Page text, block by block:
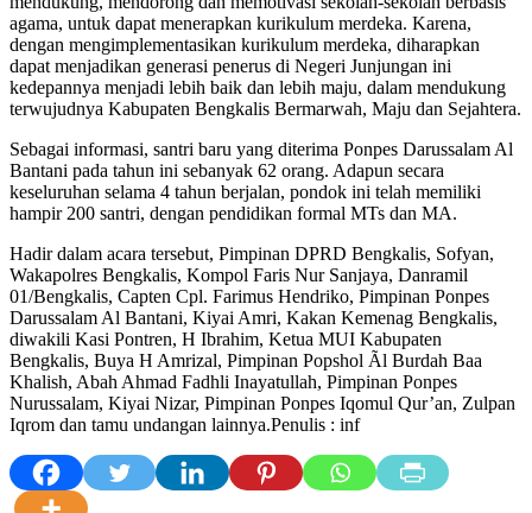
agama, untuk dapat menerapkan kurikulum merdeka. Karena,
dengan mengimplementasikan kurikulum merdeka, diharapkan
dapat menjadikan generasi penerus di Negeri Junjungan ini
kedepannya menjadi lebih baik dan lebih maju, dalam mendukung
terwujudnya Kabupaten Bengkalis Bermarwah, Maju dan Sejahtera.
Sebagai informasi, santri baru yang diterima Ponpes Darussalam Al
Bantani pada tahun ini sebanyak 62 orang. Adapun secara
keseluruhan selama 4 tahun berjalan, pondok ini telah memiliki
hampir 200 santri, dengan pendidikan formal MTs dan MA.
Hadir dalam acara tersebut, Pimpinan DPRD Bengkalis, Sofyan,
Wakapolres Bengkalis, Kompol Faris Nur Sanjaya, Danramil
01/Bengkalis, Capten Cpl. Farimus Hendriko, Pimpinan Ponpes
Darussalam Al Bantani, Kiyai Amri, Kakan Kemenag Bengkalis,
diwakili Kasi Pontren, H Ibrahim, Ketua MUI Kabupaten
Bengkalis, Buya H Amrizal, Pimpinan Popshol Ãl Burdah Baa
Khalish, Abah Ahmad Fadhli Inayatullah, Pimpinan Ponpes
Nurussalam, Kiyai Nizar, Pimpinan Ponpes Iqomul Qur’an, Zulpan
Iqrom dan tamu undangan lainnya.Penulis : inf